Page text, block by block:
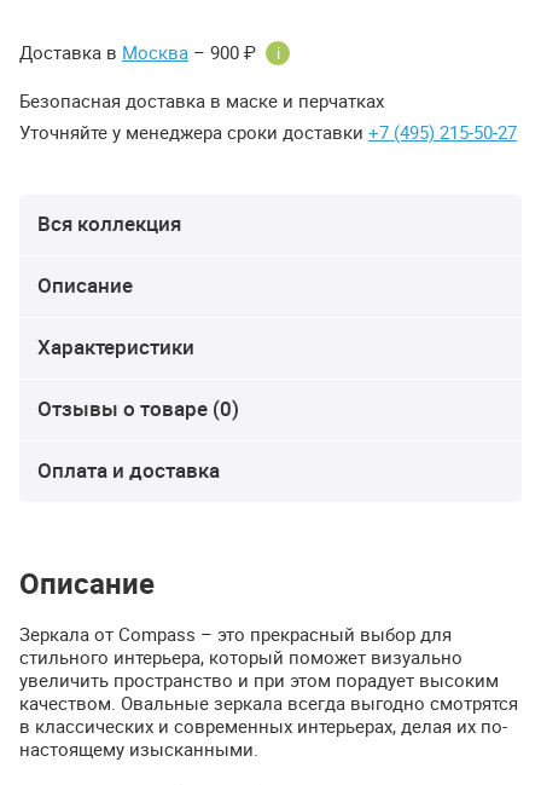
Доставка в Москва – 900 ₽ i
Безопасная доставка в маске и перчатках
Уточняйте у менеджера сроки доставки +7 (495) 215-50-27
Вся коллекция
Описание
Характеристики
Отзывы о товаре (0)
Оплата и доставка
Описание
Зеркала от Compass – это прекрасный выбор для
стильного интерьера, который поможет визуально
увеличить пространство и при этом порадует высоким
качеством. Овальные зеркала всегда выгодно смотрятся
в классических и современных интерьерах, делая их по-
настоящему изысканными.